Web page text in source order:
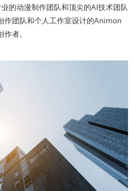
的动漫制作团队和顶尖的AI技术团队
作团队和个人工作室设计的Animon
者。